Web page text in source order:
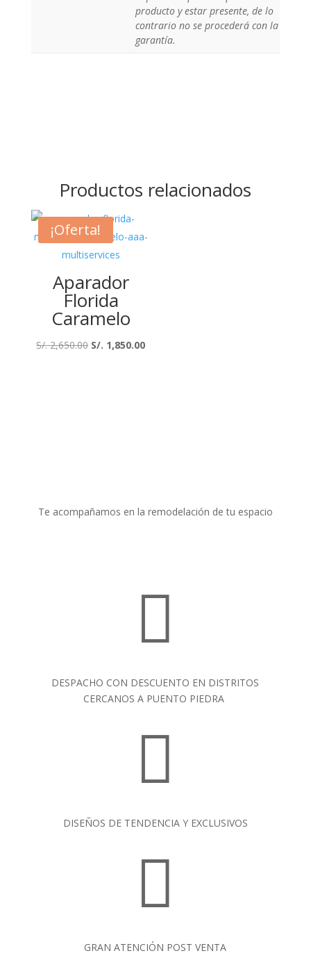
producto y estar presente, de lo
contrario no se procederá con la
garantía.
Productos relacionados
¡Oferta!
Aparador
Florida
Caramelo
S/.2,650.00 El
S/. 1,850.00El
Te acompañamos en la remodelación de tu espacio

DESPACHO CON DESCUENTO EN DISTRITOS
CERCANOS A PUENTO PIEDRA

DISEÑOS DE TENDENCIA Y EXCLUSIVOS

GRAN ATENCIÓN POST VENTA